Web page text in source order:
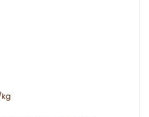
kg